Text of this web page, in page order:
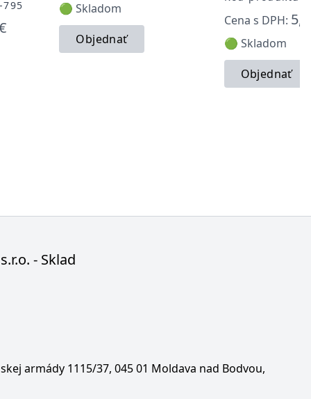
🟢 Skladom
Objednať
Cena s DPH:
🟢 Skladom
Objednať
- Sklad
armády 1115/37, 045 01 Moldava nad Bodvou,